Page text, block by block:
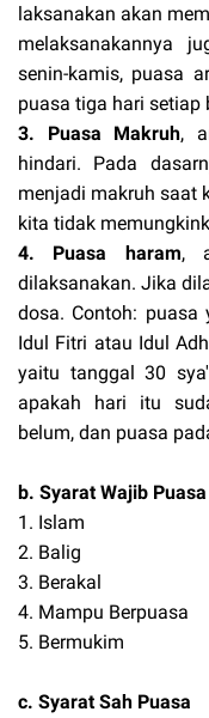
laksanakan akan
melaksanakannya
senin-kamis, puasa
puasa tiga hari setiap
3. Puasa Makruh,
hindari. Pada
menjadi makruh saat
kita tidak
4. Puasa haram,
dilaksanakan. Jika
dosa. Contoh:
Idul Fitri atau Idul
yaitu tanggal 30
apakah hari itu
belum, dan puasa
b. Syarat Wajib Puasa
1. Islam
2. Balig
3. Berakal
4. Mampu Berpuasa
5. Bermukim
c. Syarat Sah Puasa